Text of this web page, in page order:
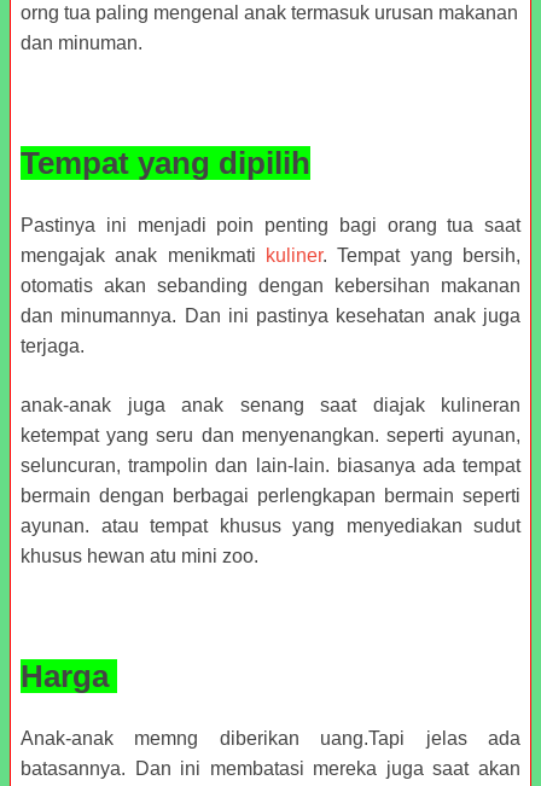
orng tua paling mengenal anak termasuk urusan makanan
dan minuman.
Tempat yang dipilih
Pastinya ini menjadi poin penting bagi orang tua saat
mengajak anak menikmati
kuliner. Tempat yang bersih,
otomatis akan sebanding dengan kebersihan makanan
dan minumannya. Dan ini pastinya kesehatan anak juga
terjaga.
anak-anak juga anak senang saat diajak kulineran
ketempat yang seru dan menyenangkan. seperti ayunan,
seluncuran, trampolin dan lain-lain. biasanya ada tempat
bermain dengan berbagai perlengkapan bermain seperti
ayunan. atau tempat khusus yang menyediakan sudut
khusus hewan atu mini zoo.
Harga
Anak-anak memng diberikan uang.Tapi jelas ada
batasannya. Dan ini membatasi mereka juga saat akan